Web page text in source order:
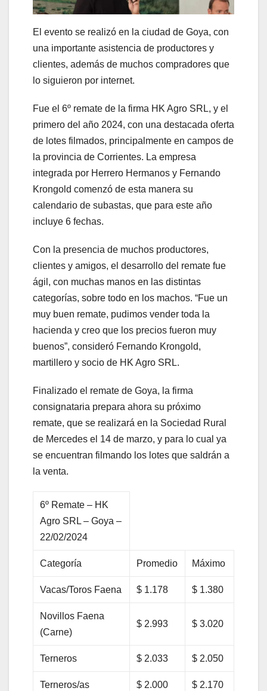
El evento se realizó en la ciudad de Goya, con
una importante asistencia de productores y
clientes, además de muchos compradores que
lo siguieron por internet.
Fue el 6º remate de la firma HK Agro SRL, y el
primero del año 2024, con una destacada oferta
de lotes filmados, principalmente en campos de
la provincia de Corrientes. La empresa
integrada por Herrero Hermanos y Fernando
Krongold comenzó de esta manera su
calendario de subastas, que para este año
incluye 6 fechas.
Con la presencia de muchos productores,
clientes y amigos, el desarrollo del remate fue
ágil, con muchas manos en las distintas
categorías, sobre todo en los machos. “Fue un
muy buen remate, pudimos vender toda la
hacienda y creo que los precios fueron muy
buenos”, consideró Fernando Krongold,
martillero y socio de HK Agro SRL.
Finalizado el remate de Goya, la firma
consignataria prepara ahora su próximo
remate, que se realizará en la Sociedad Rural
de Mercedes el 14 de marzo, y para lo cual ya
se encuentran filmando los lotes que saldrán a
la venta.
6º Remate – HK
Agro SRL – Goya –
22/02/2024
Categoría Promedio Máximo
Vacas/Toros Faena $ 1.178 $ 1.380
Novillos Faena
(Carne)
$ 2.993 $ 3.020
Terneros $ 2.033 $ 2.050
Terneros/as $ 2.000 $ 2.170